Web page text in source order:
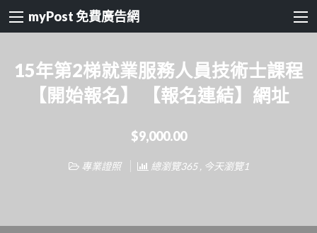
myPost 免費廣告網
15年第2梯就業服務人員技術士課程
【開始報名】 【報名連結】網址
$9,000.00
專業證照 總瀏覽365 , 今天瀏覽1